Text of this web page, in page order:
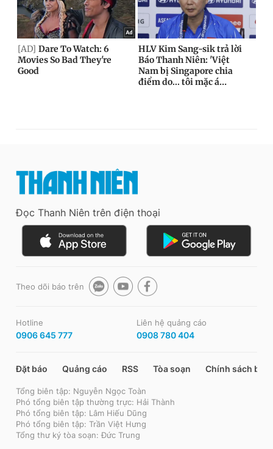
Đọc Thanh Niên trên điện thoại
Theo dõi báo trên
Hotline
0906 645 777
Liên hệ quảng cáo
0908 780 404
Đặt báo Quảng cáo RSS Tòa soạn Chính sách bảo
Tổng biên tập: Nguyễn Ngọc Toàn
Phó tổng biên tập thường trực: Hải Thành
Phó tổng biên tập: Lâm Hiếu Dũng
Phó tổng biên tập: Trần Việt Hưng
Tổng thư ký tòa soạn: Đức Trung